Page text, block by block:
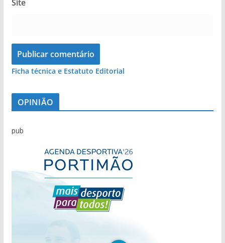
Site
Ficha técnica e Estatuto Editorial
OPINIÃO
pub